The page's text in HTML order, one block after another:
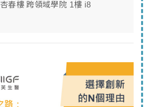
杏春樓 跨領域學院 1樓 i8